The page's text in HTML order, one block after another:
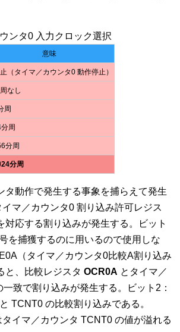
ンタ0 入力クロック選択
意味
（タイマ／カウンタ0 動作停止）
なし
周
周
分周
分周
タ動作で発生する事象を捕らえて発生
イマ／カウンタ0 割り込み許可レジス
対応する割り込みが発生する。ビット
を捕獲するのに用いるので使用しな
（タイマ／カウンタ0比較A割り込み
と、比較レジスタ OCR0A とタイマ／
致で割り込みが発生する。ビット2：
TCNT0 の比較割り込みである。
タイマ／カウンタ TCNT0 の値が溢れる